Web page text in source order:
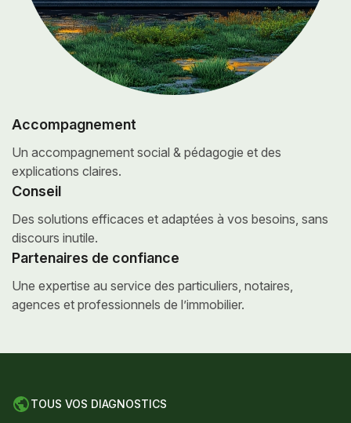
Accompagnement
Un accompagnement social & pédagogie et des
explications claires.
Conseil
Des solutions efficaces et adaptées à vos besoins, sans
discours inutile.
Partenaires de confiance
Une expertise au service des particuliers, notaires,
agences et professionnels de l’immobilier.
TOUS VOS DIAGNOSTICS